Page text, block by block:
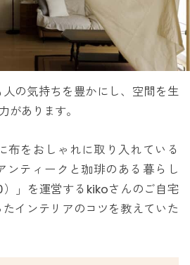
の気持ちを豊かにし、空間を生
があります。
布をおしゃれに取り入れている
ティークと珈琲のある暮らし
」を運営するkikoさんのご自宅
インテリアのコツを教えていた